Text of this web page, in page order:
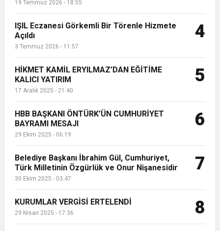
19 Temmuz 2026 - 18:55
IŞIL Eczanesi Görkemli Bir Törenle Hizmete
Açıldı
3 Temmuz 2026 - 11:57
4
HİKMET KAMİL ERYILMAZ’DAN EĞİTİME
KALICI YATIRIM
17 Aralık 2025 - 21:40
5
HBB BAŞKANI ÖNTÜRK’ÜN CUMHURİYET
BAYRAMI MESAJI
29 Ekim 2025 - 06:19
6
Belediye Başkanı İbrahim Gül, Cumhuriyet,
Türk Milletinin Özgürlük ve Onur Nişanesidir
30 Ekim 2025 - 03:47
7
KURUMLAR VERGİSİ ERTELENDİ
29 Nisan 2025 - 17:36 8